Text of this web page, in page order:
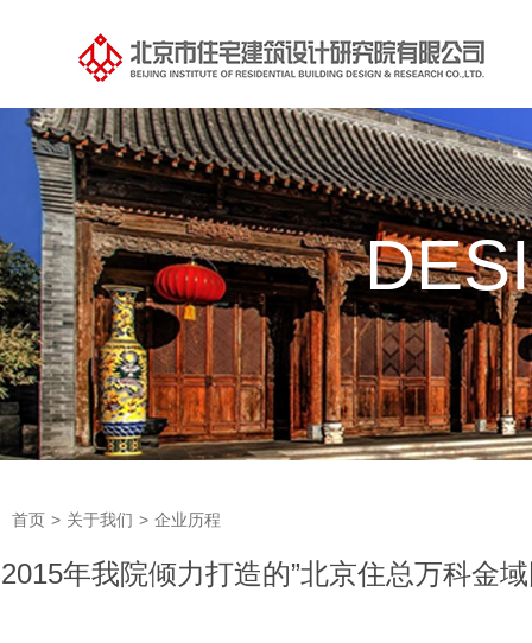
首页 > 关于我们 > 企业历程
2015年我院倾力打造的”北京住总万科金